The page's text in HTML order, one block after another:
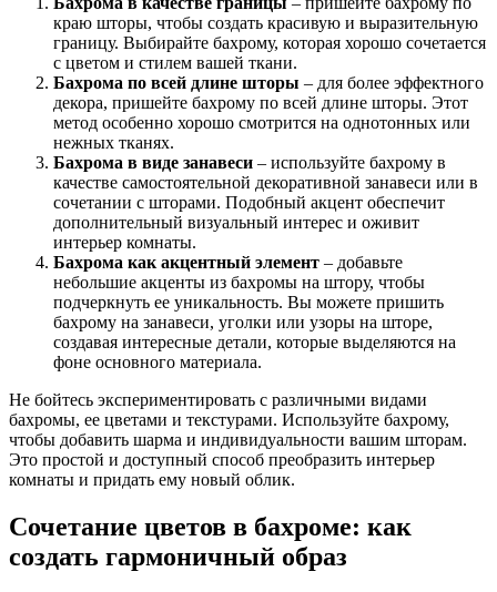
краю шторы, чтобы создать красивую и выразительную
границу. Выбирайте бахрому, которая хорошо сочетается
с цветом и стилем вашей ткани.
Бахрома по всей длине шторы – для более эффектного
декора, пришейте бахрому по всей длине шторы. Этот
метод особенно хорошо смотрится на однотонных или
нежных тканях.
Бахрома в виде занавеси – используйте бахрому в
качестве самостоятельной декоративной занавеси или в
сочетании с шторами. Подобный акцент обеспечит
дополнительный визуальный интерес и оживит
интерьер комнаты.
Бахрома как акцентный элемент – добавьте
небольшие акценты из бахромы на штору, чтобы
подчеркнуть ее уникальность. Вы можете пришить
бахрому на занавеси, уголки или узоры на шторе,
создавая интересные детали, которые выделяются на
фоне основного материала.
Не бойтесь экспериментировать с различными видами
бахромы, ее цветами и текстурами. Используйте бахрому,
чтобы добавить шарма и индивидуальности вашим шторам.
Это простой и доступный способ преобразить интерьер
комнаты и придать ему новый облик.
Сочетание цветов в бахроме: как
создать гармоничный образ